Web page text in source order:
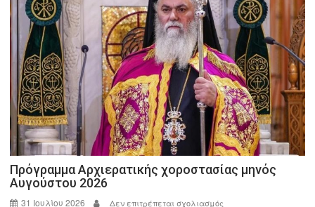
Υπουργό,
Μ.
Σχοινά
και
τον
Διοικητή
της
ΑΑΔΕ
Πρόγραμμα Αρχιερατικής χοροστασίας μηνός
Αυγούστου 2026
31 Ιουλίου 2026 Δεν επιτρέπεται σχολιασμός